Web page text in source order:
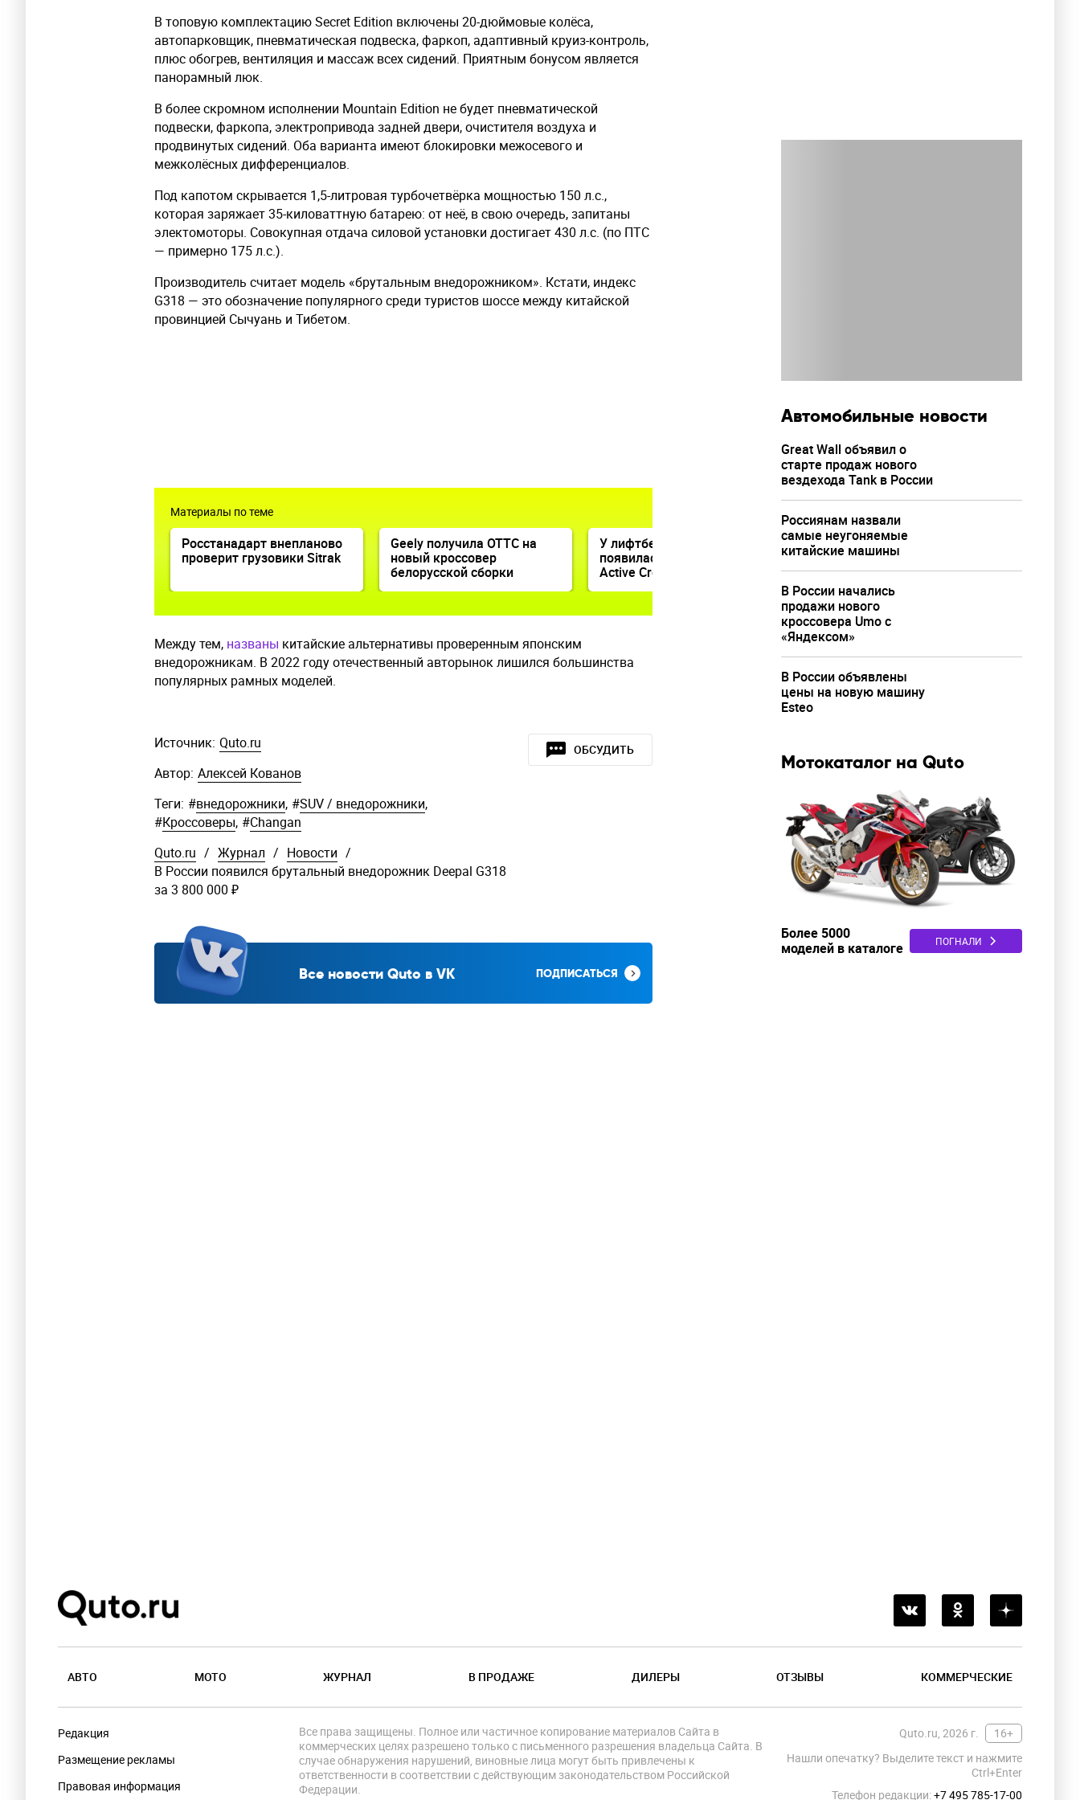
В топовую комплектацию Secret Edition включены 20-дюймовые колёса,
автопарковщик, пневматическая подвеска, фаркоп, адаптивный круиз-контроль,
плюс обогрев, вентиляция и массаж всех сидений. Приятным бонусом является
панорамный люк.
В более скромном исполнении Mountain Edition не будет пневматической
подвески, фаркопа, электропривода задней двери, очистителя воздуха и
продвинутых сидений. Оба варианта имеют блокировки межосевого и
межколёсных дифференциалов.
Под капотом скрывается 1,5-литровая турбочетвёрка мощностью 150 л.с.,
которая заряжает 35-киловаттную батарею: от неё, в свою очередь, запитаны
электомоторы. Совокупная отдача силовой установки достигает 430 л.с. (по ПТС
— примерно 175 л.с.).
Производитель считает модель «брутальным внедорожником». Кстати, индекс
G318 — это обозначение популярного среди туристов шоссе между китайской
провинцией Сычуань и Тибетом.
Материалы по теме
Росстанадарт внепланово
проверит грузовики Sitrak
Geely получила ОТТС на
новый кроссовер
белорусской сборки
У лифтбека Lada Granta
появилась кросс-версия
Active Cross
Между тем, названы китайские альтернативы проверенным японским
внедорожникам. В 2022 году отечественный авторынок лишился большинства
популярных рамных моделей.
ОБСУДИТЬ
Источник: Quto.ru
Автор: Алексей Кованов
Теги: #внедорожники, #SUV / внедорожники,
#Кроссоверы, #Changan
Quto.ru / Журнал / Новости /
В России появился брутальный внедорожник Deepal G318
за 3 800 000 ₽
Все новости Quto в VK ПОДПИСАТЬСЯ
Автомобильные новости
Great Wall объявил о
старте продаж нового
вездехода Tank в России
Россиянам назвали
самые неугоняемые
китайские машины
В России начались
продажи нового
кроссовера Umo с
«Яндексом»
В России объявлены
цены на новую машину
Esteo
Мотокаталог на Quto
Более 5000
моделей в каталоге
ПОГНАЛИ
АВТО МОТО ЖУРНАЛ В ПРОДАЖЕ ДИЛЕРЫ ОТЗЫВЫ КОММЕРЧЕСКИЕ
Редакция
Размещение рекламы
Правовая информация
Quto.ru, 2026 г.
16+
Нашли опечатку? Выделите текст и нажмите
Ctrl+Enter
Телефон редакции:+7 495 785-17-00
Все права защищены. Полное или частичное копирование материалов Сайта в
коммерческих целях разрешено только с письменного разрешения владельца Сайта. В
случае обнаружения нарушений, виновные лица могут быть привлечены к
ответственности в соответствии с действующим законодательством Российской
Федерации.